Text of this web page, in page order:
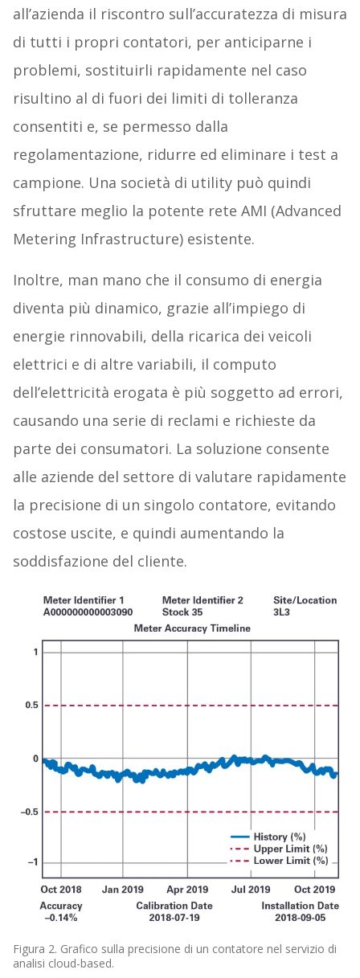
all’azienda il riscontro sull’accuratezza di misura
di tutti i propri contatori, per anticiparne i
problemi, sostituirli rapidamente nel caso
risultino al di fuori dei limiti di tolleranza
consentiti e, se permesso dalla
regolamentazione, ridurre ed eliminare i test a
campione. Una società di utility può quindi
sfruttare meglio la potente rete AMI (Advanced
Metering Infrastructure) esistente.
Inoltre, man mano che il consumo di energia
diventa più dinamico, grazie all’impiego di
energie rinnovabili, della ricarica dei veicoli
elettrici e di altre variabili, il computo
dell’elettricità erogata è più soggetto ad errori,
causando una serie di reclami e richieste da
parte dei consumatori. La soluzione consente
alle aziende del settore di valutare rapidamente
la precisione di un singolo contatore, evitando
costose uscite, e quindi aumentando la
soddisfazione del cliente.
Figura 2. Grafico sulla precisione di un contatore nel servizio di
analisi cloud-based.